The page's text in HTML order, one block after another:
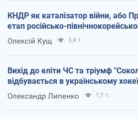
КНДР як каталізатор війни, або
етап російсько-
Олексій Кущ 3,9 т.
Вихід до еліти ЧС та тріумф
відбувається в українському хокеї
Олександр Липенко 1,7 т.